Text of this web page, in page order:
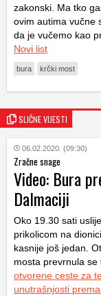
zakonski. Ma tko
ovim autima vučne
da je vučemo kao
Novi list
bura krčki most
SLIČNE VIJESTI
06.02.2020. (09:30)
Zračne snage
Video: Bura
Dalmaciji
Oko 19.30 sati
prikolicom na
kasnije još jedan.
mosta prevrnula se
otvorene ceste za
unutrašnjosti